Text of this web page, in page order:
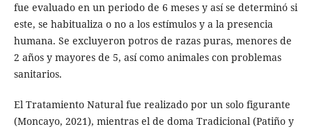
fue evaluado en un periodo de 6 meses y así se determinó si
este, se habitualiza o no a los estímulos y a la presencia
humana. Se excluyeron potros de razas puras, menores de
2 años y mayores de 5, así como animales con problemas
sanitarios.
El Tratamiento Natural fue realizado por un solo figurante
(Moncayo, 2021), mientras el de doma Tradicional (Patiño y